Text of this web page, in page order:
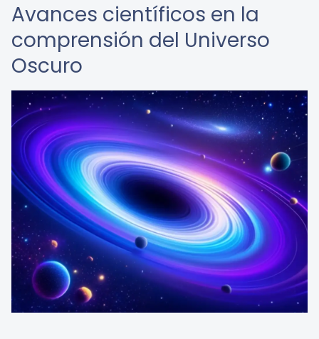
Avances científicos en la
comprensión del Universo
Oscuro